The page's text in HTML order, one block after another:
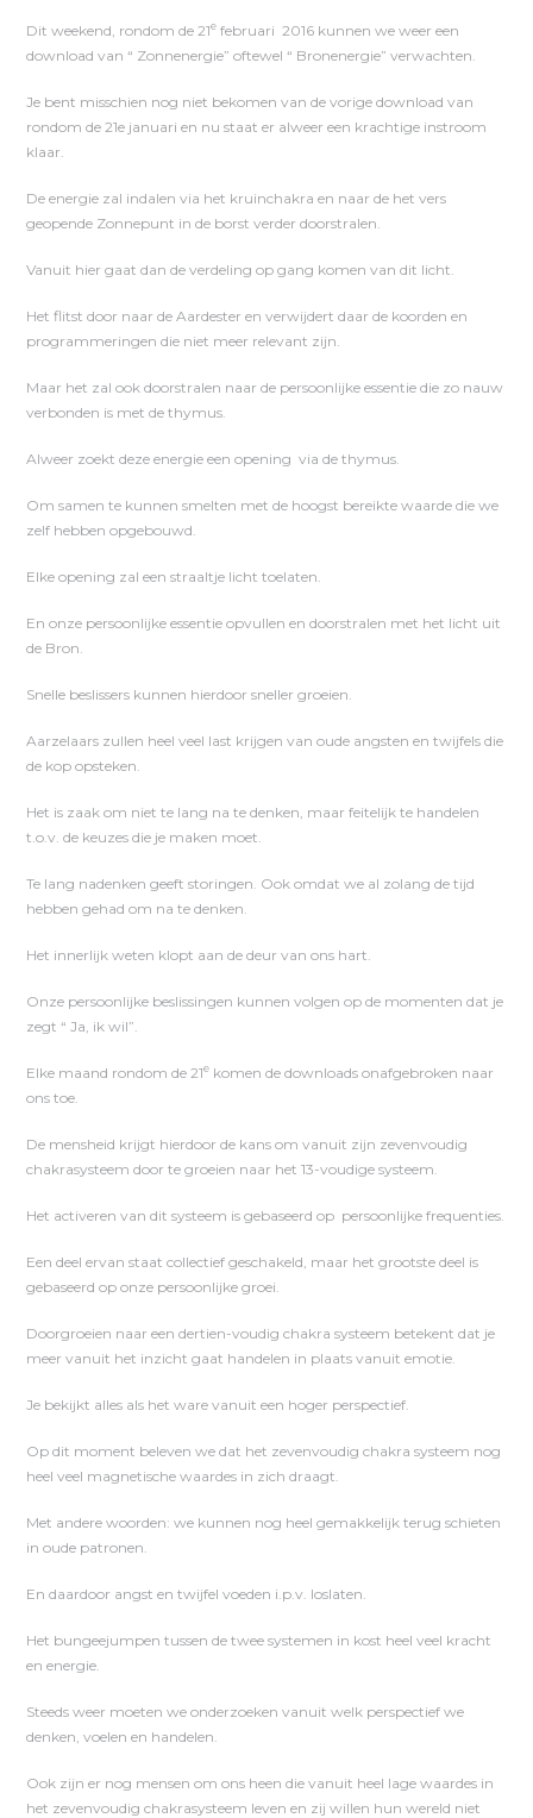
Dit weekend, rondom de 21e februari 2016 kunnen we weer een
download van “ Zonnenergie” oftewel “ Bronenergie” verwachten.
Je bent misschien nog niet bekomen van de vorige download van
rondom de 21e januari en nu staat er alweer een krachtige instroom
klaar.
De energie zal indalen via het kruinchakra en naar de het vers
geopende Zonnepunt in de borst verder doorstralen.
Vanuit hier gaat dan de verdeling op gang komen van dit licht.
Het flitst door naar de Aardester en verwijdert daar de koorden en
programmeringen die niet meer relevant zijn.
Maar het zal ook doorstralen naar de persoonlijke essentie die zo nauw
verbonden is met de thymus.
Alweer zoekt deze energie een opening via de thymus.
Om samen te kunnen smelten met de hoogst bereikte waarde die we
zelf hebben opgebouwd.
Elke opening zal een straaltje licht toelaten.
En onze persoonlijke essentie opvullen en doorstralen met het licht uit
de Bron.
Snelle beslissers kunnen hierdoor sneller groeien.
Aarzelaars zullen heel veel last krijgen van oude angsten en twijfels die
de kop opsteken.
Het is zaak om niet te lang na te denken, maar feitelijk te handelen
t.o.v. de keuzes die je maken moet.
Te lang nadenken geeft storingen. Ook omdat we al zolang de tijd
hebben gehad om na te denken.
Het innerlijk weten klopt aan de deur van ons hart.
Onze persoonlijke beslissingen kunnen volgen op de momenten dat je
zegt “ Ja, ik wil”.
Elke maand rondom de 21e komen de downloads onafgebroken naar
ons toe.
De mensheid krijgt hierdoor de kans om vanuit zijn zevenvoudig
chakrasysteem door te groeien naar het 13-voudige systeem.
Het activeren van dit systeem is gebaseerd op persoonlijke frequenties.
Een deel ervan staat collectief geschakeld, maar het grootste deel is
gebaseerd op onze persoonlijke groei.
Doorgroeien naar een dertien-voudig chakra systeem betekent dat je
meer vanuit het inzicht gaat handelen in plaats vanuit emotie.
Je bekijkt alles als het ware vanuit een hoger perspectief.
Op dit moment beleven we dat het zevenvoudig chakra systeem nog
heel veel magnetische waardes in zich draagt.
Met andere woorden: we kunnen nog heel gemakkelijk terug schieten
in oude patronen.
En daardoor angst en twijfel voeden i.p.v. loslaten.
Het bungeejumpen tussen de twee systemen in kost heel veel kracht
en energie.
Steeds weer moeten we onderzoeken vanuit welk perspectief we
denken, voelen en handelen.
Ook zijn er nog mensen om ons heen die vanuit heel lage waardes in
het zevenvoudig chakrasysteem leven en zij willen hun wereld niet